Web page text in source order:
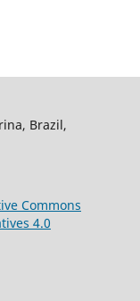
Brazil,
Commons
4.0